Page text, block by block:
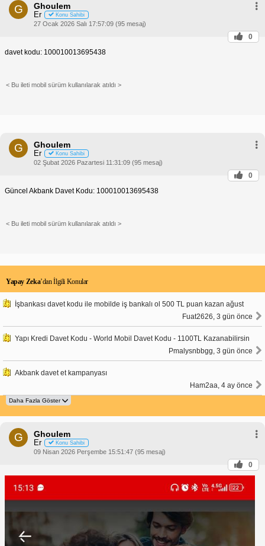
G Ghoulem
Er Konu Sahibi
27 Ocak 2026 Salı 17:57:09 (95 mesaj)
0
davet kodu: 100010013695438
< Bu ileti mobil sürüm kullanılarak atıldı >
G Ghoulem
Er Konu Sahibi
02 Şubat 2026 Pazartesi 11:31:09 (95 mesaj)
0
Güncel Akbank Davet Kodu: 100010013695438
< Bu ileti mobil sürüm kullanılarak atıldı >
Yapay Zeka’dan İlgili Konular
İşbankası davet kodu ile mobilde iş bankalı ol 500 TL puan kazan ağust
Fuat2626, 3 gün önce
Yapı Kredi Davet Kodu - World Mobil Davet Kodu - 1100TL Kazanabilirsin
Pmalysnbbgg, 3 gün önce
Akbank davet et kampanyası
Ham2aa, 4 ay önce
G Ghoulem
Er Konu Sahibi
09 Nisan 2026 Perşembe 15:51:47 (95 mesaj)
0